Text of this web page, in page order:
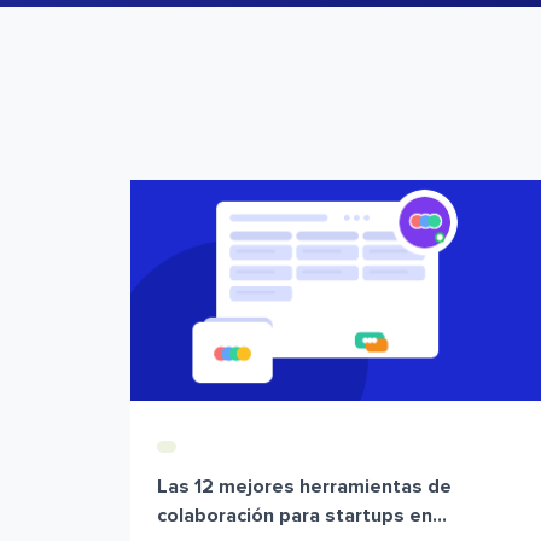
Las 12 mejores herramientas de
colaboración para startups en...